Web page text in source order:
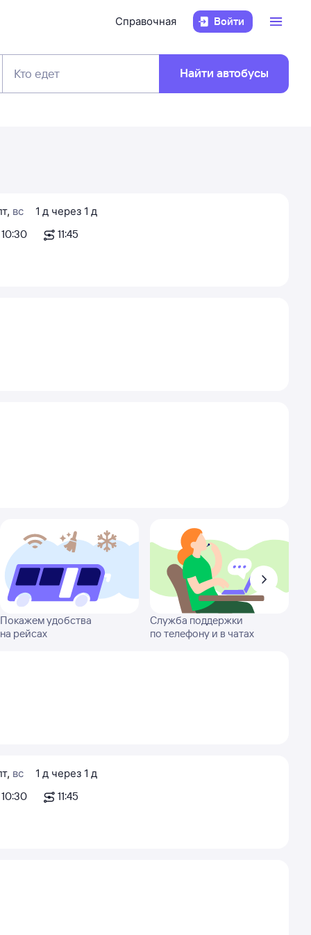
Справочная Войти
Кто едет Найти автобусы
, вс
10:30
1 д через 1 д
11:45
Покажем удобства
на рейсах
Служба поддержки
по телефону и в чатах
, вс
10:30
1 д через 1 д
11:45